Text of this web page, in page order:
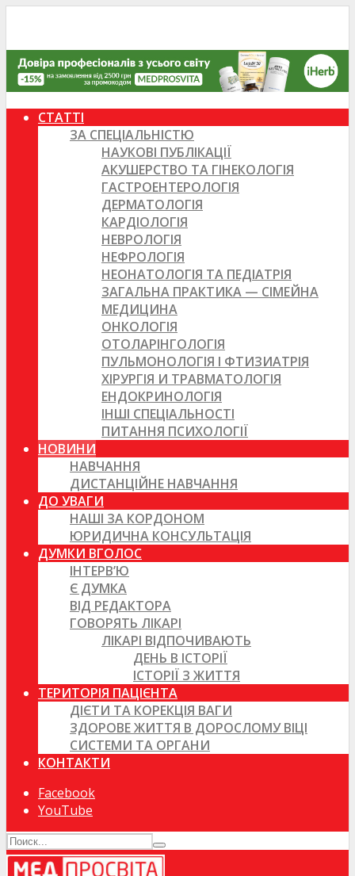
СТАТТІ
ЗА СПЕЦІАЛЬНІСТЮ
НАУКОВІ ПУБЛІКАЦІЇ
АКУШЕРСТВО ТА ГІНЕКОЛОГІЯ
ГАСТРОЕНТЕРОЛОГІЯ
ДЕРМАТОЛОГІЯ
КАРДІОЛОГІЯ
НЕВРОЛОГІЯ
НЕФРОЛОГІЯ
НЕОНАТОЛОГІЯ ТА ПЕДІАТРІЯ
ЗАГАЛЬНА ПРАКТИКА — СІМЕЙНА
МЕДИЦИНА
ОНКОЛОГІЯ
ОТОЛАРІНГОЛОГІЯ
ПУЛЬМОНОЛОГІЯ І ФТИЗИАТРІЯ
ХІРУРГІЯ И ТРАВМАТОЛОГІЯ
ЕНДОКРИНОЛОГІЯ
ІНШІ СПЕЦІАЛЬНОСТІ
ПИТАННЯ ПСИХОЛОГІЇ
НОВИНИ
НАВЧАННЯ
ДИСТАНЦІЙНЕ НАВЧАННЯ
ДО УВАГИ
НАШІ ЗА КОРДОНОМ
ЮРИДИЧНА КОНСУЛЬТАЦІЯ
ДУМКИ ВГОЛОС
ІНТЕРВ’Ю
Є ДУМКА
ВІД РЕДАКТОРА
ГОВОРЯТЬ ЛІКАРІ
ЛІКАРІ ВІДПОЧИВАЮТЬ
ДЕНЬ В ІСТОРІЇ
ІСТОРІЇ З ЖИТТЯ
ТЕРИТОРІЯ ПАЦІЄНТА
ДІЄТИ ТА КОРЕКЦІЯ ВАГИ
ЗДОРОВЕ ЖИТТЯ В ДОРОСЛОМУ ВІЦІ
СИСТЕМИ ТА ОРГАНИ
КОНТАКТИ
Facebook
YouTube